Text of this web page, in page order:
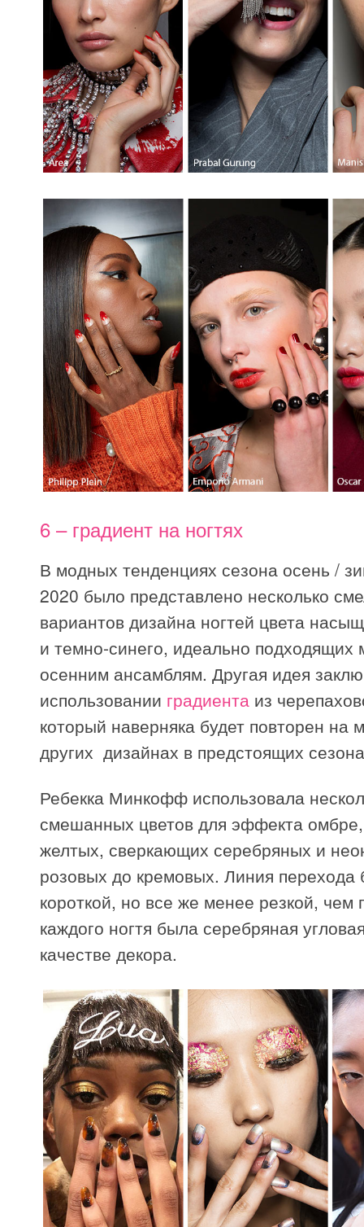
6 – градиент на ногтях
В модных тенденциях сезона осень /
2020 было представлено несколько
вариантов дизайна ногтей цвета
и темно-синего, идеально
осенним ансамблям. Другая идея
использовании градиента из
который наверняка будет повторен на
других дизайнах в предстоящих
Ребекка Минкофф использовала
смешанных цветов для эффекта
желтых, сверкающих серебряных и
розовых до кремовых. Линия перехода
короткой, но все же менее резкой, чем
каждого ногтя была серебряная
качестве декора.